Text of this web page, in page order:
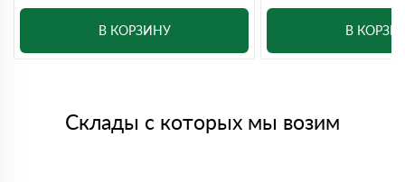
В КОРЗИНУ В
Склады с которых мы возим